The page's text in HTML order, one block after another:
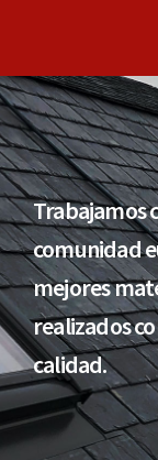
Trabajamos
comunidad
mejores
realizados
calidad.